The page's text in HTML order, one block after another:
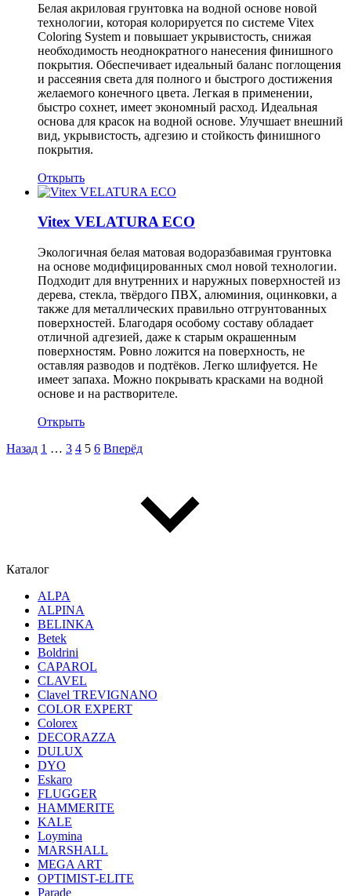
Белая акриловая грунтовка на водной основе новой
технологии, которая колорируется по системе Vitex
Coloring System и повышает укрывистость, снижая
необходимость неоднократного нанесения финишного
покрытия. Обеспечивает идеальный баланс поглощения
и рассеяния света для полного и быстрого достижения
желаемого конечного цвета. Легкая в применении,
быстро сохнет, имеет экономный расход. Идеальная
основа для красок на водной основе. Улучшает внешний
вид, укрывистость, адгезию и стойкость финишного
покрытия.
Открыть
Vitex VELATURA ECO
Экологичная белая матовая водоразбавимая грунтовка
на основе модифицированных смол новой технологии.
Подходит для внутренних и наружных поверхностей из
дерева, стекла, твёрдого ПВХ, алюминия, оцинковки, а
также для металлических правильно отгрунтованных
поверхностей. Благодаря особому составу обладает
отличной адгезией, даже к старым окрашенным
поверхностям. Ровно ложится на поверхность, не
оставляя разводов и подтёков. Легко шлифуется. Не
имеет запаха. Можно покрывать красками на водной
основе и на растворителе.
Открыть
Назад 1 … 3 4 5 6 Вперёд
Каталог
ALPA
ALPINA
BELINKA
Betek
Boldrini
CAPAROL
CLAVEL
Clavel TREVIGNANO
COLOR EXPERT
Colorex
DECORAZZA
DULUX
DYO
Eskaro
FLUGGER
HAMMERITE
KALE
Loymina
MARSHALL
MEGA ART
OPTIMIST-ELITE
Parade